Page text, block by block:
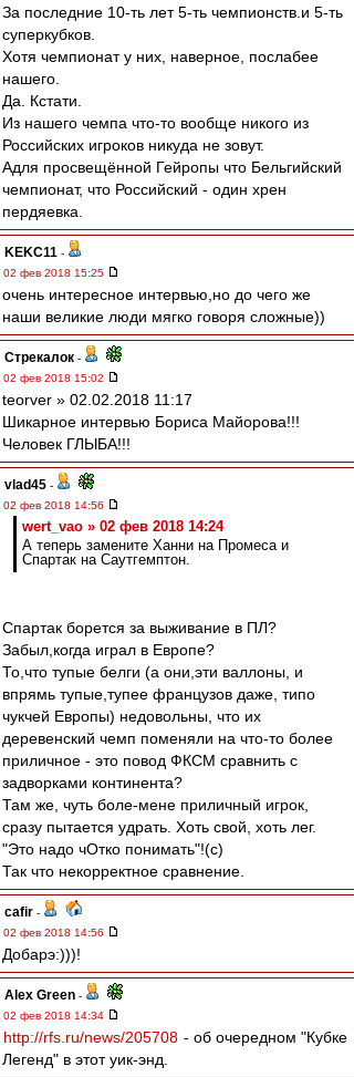
За последние 10-ть лет 5-ть чемпионств.и 5-ть
суперкубков.
Хотя чемпионат у них, наверное, послабее
нашего.
Да. Кстати.
Из нашего чемпа что-то вообще никого из
Российских игроков никуда не зовут.
Адля просвещённой Гейропы что Бельгийский
чемпионат, что Российский - один хрен
пердяевка.
KEKC11 -
02 фев 2018 15:25
очень интересное интервью,но до чего же
наши великие люди мягко говоря сложные))
Стрекалок -
02 фев 2018 15:02
teorver » 02.02.2018 11:17
Шикарное интервью Бориса Майорова!!!
Человек ГЛЫБА!!!
vlad45 -
02 фев 2018 14:56
wert_vao » 02 фев 2018 14:24
А теперь замените Ханни на Промеса и
Спартак на Саутгемптон.
Спартак борется за выживание в ПЛ?
Забыл,когда играл в Европе?
То,что тупые белги (а они,эти валлоны, и
впрямь тупые,тупее французов даже, типо
чукчей Европы) недовольны, что их
деревенский чемп поменяли на что-то более
приличное - это повод ФКСМ сравнить с
задворками континента?
Там же, чуть боле-мене приличный игрок,
сразу пытается удрать. Хоть свой, хоть лег.
"Это надо чОтко понимать"!(с)
Так что некорректное сравнение.
cafir -
02 фев 2018 14:56
Добарэ:)))!
Alex Green -
02 фев 2018 14:34
http://rfs.ru/news/205708 - об очередном "Кубке
Легенд" в этот уик-энд.